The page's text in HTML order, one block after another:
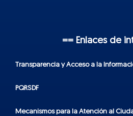
== Enlaces de
Transparencia y Acceso a la
PQRSDF
Mecanismos para la Atención al